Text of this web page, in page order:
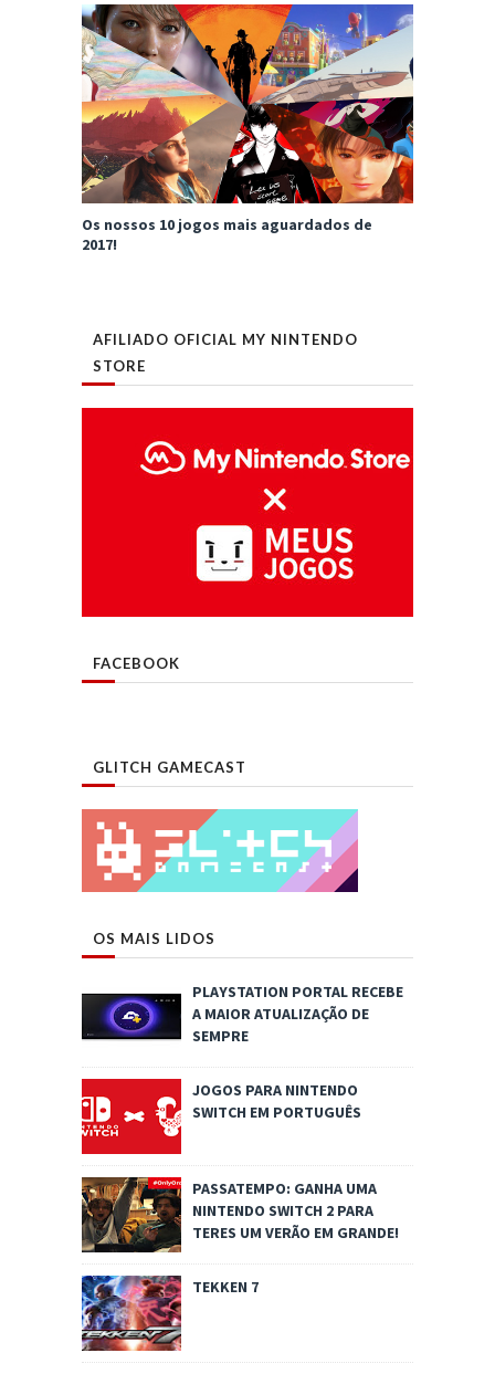
Os nossos 10 jogos mais aguardados de
2017!
AFILIADO OFICIAL MY NINTENDO
STORE
FACEBOOK
GLITCH GAMECAST
OS MAIS LIDOS
PLAYSTATION PORTAL RECEBE
A MAIOR ATUALIZAÇÃO DE
SEMPRE
JOGOS PARA NINTENDO
SWITCH EM PORTUGUÊS
PASSATEMPO: GANHA UMA
NINTENDO SWITCH 2 PARA
TERES UM VERÃO EM GRANDE!
TEKKEN 7